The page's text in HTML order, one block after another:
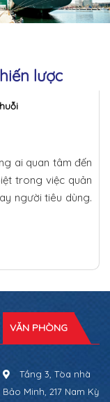
lược
ai quan tâm đến
trong việc quản
người tiêu dùng.
VĂN PHÒNG
Tầng 3, Tòa nhà
Bảo Minh, 217 Nam Kỳ